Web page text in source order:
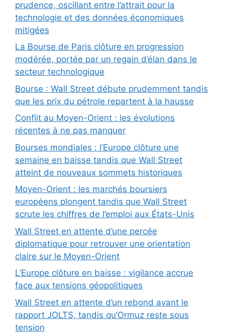
prudence, oscillant entre l’attrait pour la
technologie et des données économiques
mitigées
La Bourse de Paris clôture en progression
modérée, portée par un regain d’élan dans le
secteur technologique
Bourse : Wall Street débute prudemment tandis
que les prix du pétrole repartent à la hausse
Conflit au Moyen-Orient : les évolutions
récentes à ne pas manquer
Bourses mondiales : l’Europe clôture une
semaine en baisse tandis que Wall Street
atteint de nouveaux sommets historiques
Moyen-Orient : les marchés boursiers
européens plongent tandis que Wall Street
scrute les chiffres de l’emploi aux États-Unis
Wall Street en attente d’une percée
diplomatique pour retrouver une orientation
claire sur le Moyen-Orient
L’Europe clôture en baisse : vigilance accrue
face aux tensions géopolitiques
Wall Street en attente d’un rebond avant le
rapport JOLTS, tandis qu’Ormuz reste sous
tension